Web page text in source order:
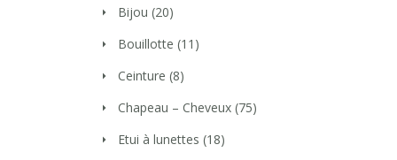
Bijou (20)
Bouillotte (11)
Ceinture (8)
Chapeau – Cheveux (75)
Etui à lunettes (18)